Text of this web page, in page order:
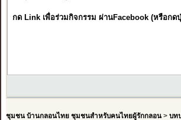
กด Link เพื่อร่วมกิจกรรม ผ่านFacebook (หรือก
ชุมชน บ้านกลอนไทย ชุมชนสำหรับคนไทยผู้รักกลอน> บท